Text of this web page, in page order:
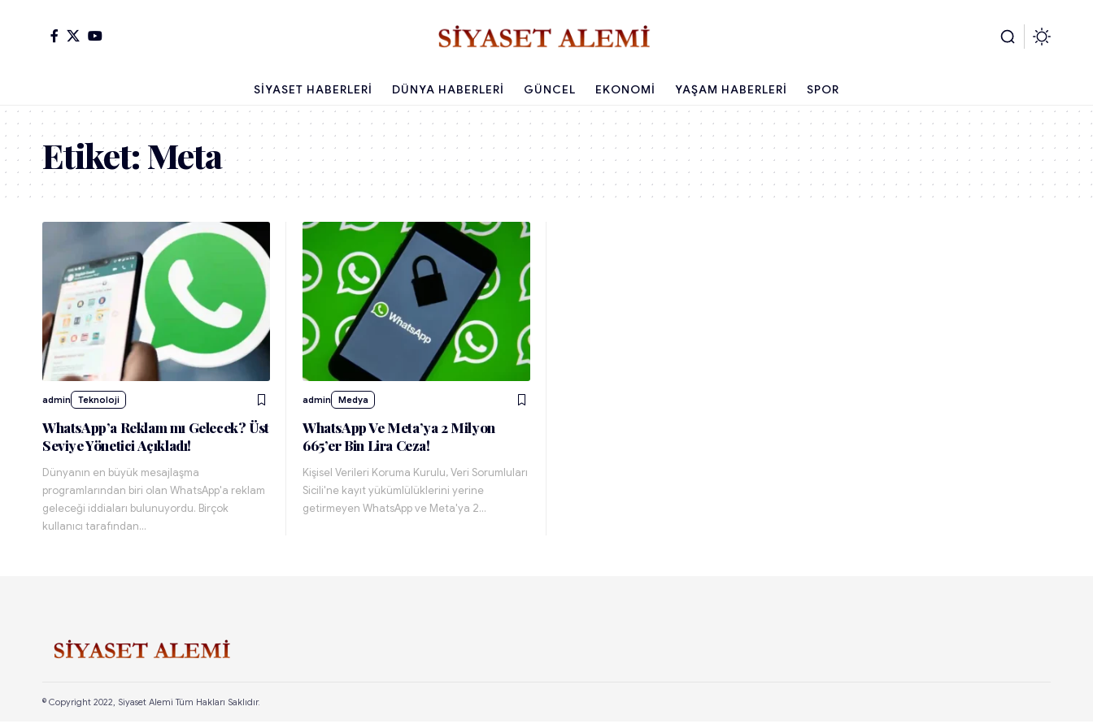
SIYASET HABERLERI DÜNYA HABERLERI GÜNCEL EKONOMI YAŞAM HABERLERI SPOR
Etiket:Meta
admin Teknoloji
WhatsApp’a Reklam mı Gelecek? Üst
Seviye Yönetici Açıkladı!
Dünyanın en büyük mesajlaşma
programlarından biri olan WhatsApp'a reklam
geleceği iddiaları bulunuyordu. Birçok
kullanıcı tarafından…
admin Medya
WhatsApp Ve Meta’ya 2 Milyon
665’er Bin Lira Ceza!
Kişisel Verileri Koruma Kurulu, Veri Sorumluları
Sicili'ne kayıt yükümlülüklerini yerine
getirmeyen WhatsApp ve Meta'ya 2…
© Copyright 2022, Siyaset Alemi Tüm Hakları Saklıdır.